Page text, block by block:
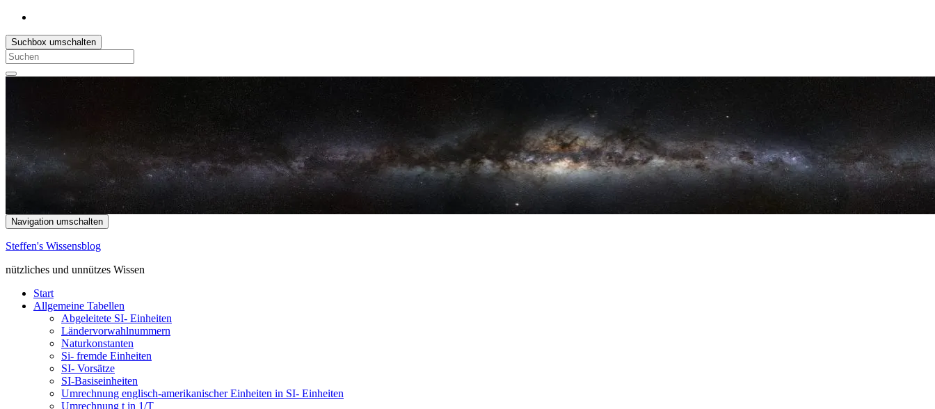
Suchbox umschalten
Search
for:
Navigation umschalten
Steffen's Wissensblog
nützliches und unnützes Wissen
Start
Allgemeine Tabellen
Abgeleitete SI- Einheiten
Ländervorwahlnummern
Naturkonstanten
Si- fremde Einheiten
SI- Vorsätze
SI-Basiseinheiten
Umrechnung englisch-amerikanischer Einheiten in SI- Einheiten
Umrechnung t in 1/T